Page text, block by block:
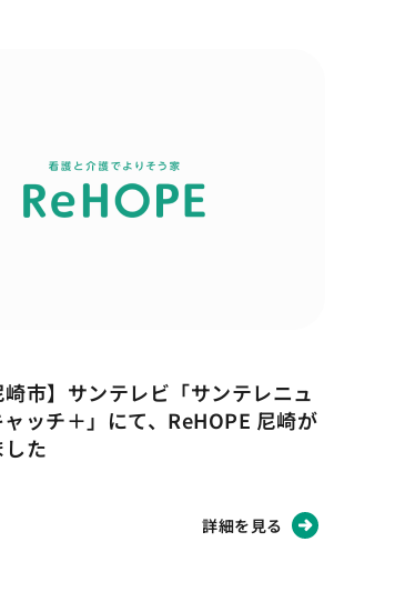
崎市】サンテレビ「サンテレニュ
ッチ＋」にて、ReHOPE 尼崎が
た
詳細を見る